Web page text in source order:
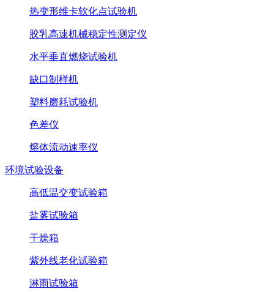
热变形维卡软化点试验机
胶乳高速机械稳定性测定仪
水平垂直燃烧试验机
缺口制样机
塑料磨耗试验机
色差仪
熔体流动速率仪
环境试验设备
高低温交变试验箱
盐雾试验箱
干燥箱
紫外线老化试验箱
淋雨试验箱